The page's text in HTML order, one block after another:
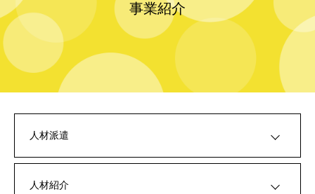
事業紹介
人材派遣
人材紹介